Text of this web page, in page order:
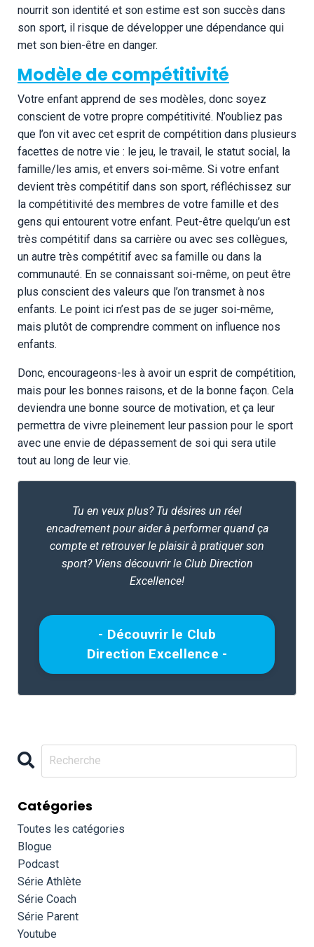
nourrit son identité et son estime est son succès dans
son sport, il risque de développer une dépendance qui
met son bien-être en danger.
Modèle de compétitivité
Votre enfant apprend de ses modèles, donc soyez
conscient de votre propre compétitivité. N’oubliez pas
que l’on vit avec cet esprit de compétition dans plusieurs
facettes de notre vie : le jeu, le travail, le statut social, la
famille/les amis, et envers soi-même. Si votre enfant
devient très compétitif dans son sport, réfléchissez sur
la compétitivité des membres de votre famille et des
gens qui entourent votre enfant. Peut-être quelqu’un est
très compétitif dans sa carrière ou avec ses collègues,
un autre très compétitif avec sa famille ou dans la
communauté. En se connaissant soi-même, on peut être
plus conscient des valeurs que l’on transmet à nos
enfants. Le point ici n’est pas de se juger soi-même,
mais plutôt de comprendre comment on influence nos
enfants.
Donc, encourageons-les à avoir un esprit de compétition,
mais pour les bonnes raisons, et de la bonne façon. Cela
deviendra une bonne source de motivation, et ça leur
permettra de vivre pleinement leur passion pour le sport
avec une envie de dépassement de soi qui sera utile
tout au long de leur vie.
Tu en veux plus? Tu désires un réel
encadrement pour aider à performer quand ça
compte et retrouver le plaisir à pratiquer son
sport? Viens découvrir le Club Direction
Excellence!
- Découvrir le Club
Direction Excellence -
Catégories
Toutes les catégories
Blogue
Podcast
Série Athlète
Série Coach
Série Parent
Youtube